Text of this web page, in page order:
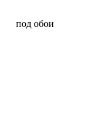
под обои